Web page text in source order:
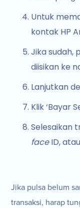
Untuk
kontak HP
Jika sudah,
diisikan ke
Lanjutkan
Klik ‘Bayar
Selesaikan
faceID,
Jika pulsa belum
transaksi, harap